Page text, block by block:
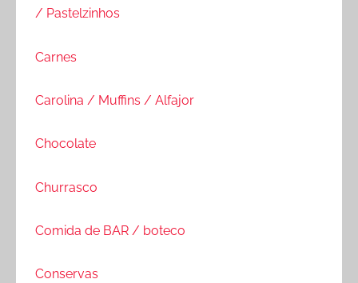
/ Pastelzinhos
Carnes
Carolina / Muffins / Alfajor
Chocolate
Churrasco
Comida de BAR / boteco
Conservas